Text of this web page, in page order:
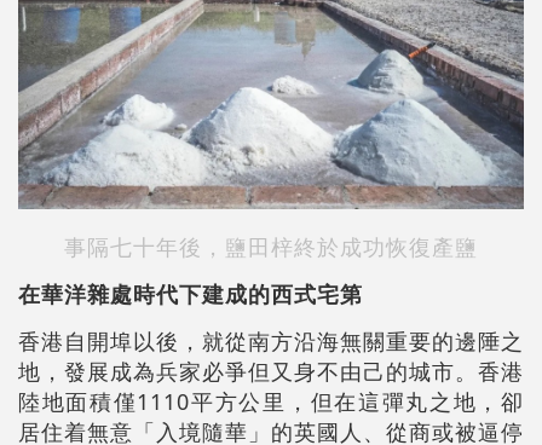
事隔七十年後，鹽田梓終於成功恢復產鹽
在華洋雜處時代下建成的西式宅第
香港自開埠以後，就從南方沿海無關重要的邊陲之
地，發展成為兵家必爭但又身不由己的城市。香港
陸地面積僅1110平方公里，但在這彈丸之地，卻
居住着無意「入境隨華」的英國人、從商或被逼停